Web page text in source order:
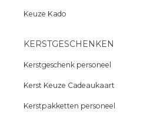
Keuze Kado
KERSTGESCHENKEN
Kerstgeschenk personeel
Kerst Keuze Cadeaukaart
Kerstpakketten personeel